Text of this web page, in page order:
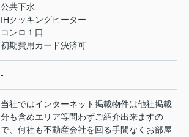
公共下水
IHクッキングヒーター
コンロ１口
初期費用カード決済可
-
当社ではインターネット掲載物件は他社掲載
分も含めエリア等問わずご紹介出来ますの
で、何社も不動産会社を回る手間なくお部屋